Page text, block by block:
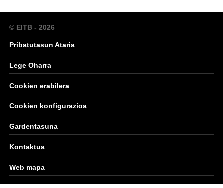
© EITB - 2026
Pribatutasun Ataria
Lege Oharra
Cookien erabilera
Cookien konfigurazioa
Gardentasuna
Kontaktua
Web mapa